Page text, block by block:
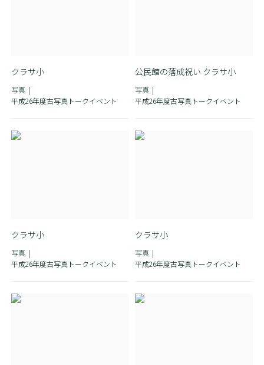
クラサ小
写真
平成26年度古写真トークイベント
公民館の落成祝い クラサ小
写真
平成26年度古写真トークイベント
クラサ小
写真
平成26年度古写真トークイベント
クラサ小
写真
平成26年度古写真トークイベント